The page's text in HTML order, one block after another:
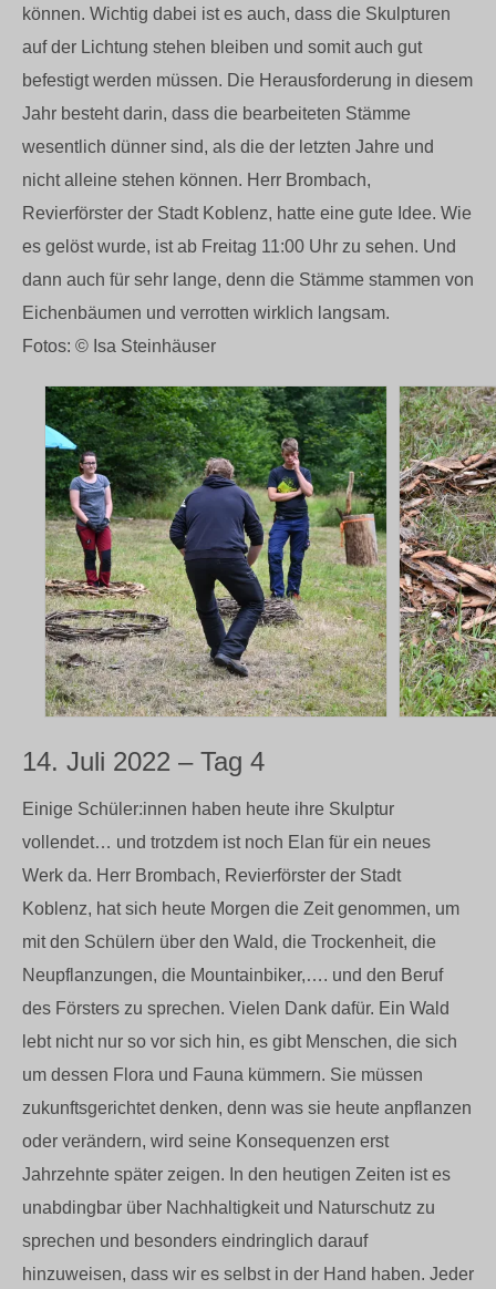
können. Wichtig dabei ist es auch, dass die Skulpturen
auf der Lichtung stehen bleiben und somit auch gut
befestigt werden müssen. Die Herausforderung in diesem
Jahr besteht darin, dass die bearbeiteten Stämme
wesentlich dünner sind, als die der letzten Jahre und
nicht alleine stehen können. Herr Brombach,
Revierförster der Stadt Koblenz, hatte eine gute Idee. Wie
es gelöst wurde, ist ab Freitag 11:00 Uhr zu sehen. Und
dann auch für sehr lange, denn die Stämme stammen von
Eichenbäumen und verrotten wirklich langsam.
Fotos: ©️ Isa Steinhäuser
14. Juli 2022 – Tag 4
Einige Schüler:innen haben heute ihre Skulptur
vollendet… und trotzdem ist noch Elan für ein neues
Werk da. Herr Brombach, Revierförster der Stadt
Koblenz, hat sich heute Morgen die Zeit genommen, um
mit den Schülern über den Wald, die Trockenheit, die
Neupflanzungen, die Mountainbiker,…. und den Beruf
des Försters zu sprechen. Vielen Dank dafür. Ein Wald
lebt nicht nur so vor sich hin, es gibt Menschen, die sich
um dessen Flora und Fauna kümmern. Sie müssen
zukunftsgerichtet denken, denn was sie heute anpflanzen
oder verändern, wird seine Konsequenzen erst
Jahrzehnte später zeigen. In den heutigen Zeiten ist es
unabdingbar über Nachhaltigkeit und Naturschutz zu
sprechen und besonders eindringlich darauf
hinzuweisen, dass wir es selbst in der Hand haben. Jeder